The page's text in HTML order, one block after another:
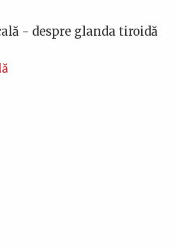
- despre glanda tiroidă